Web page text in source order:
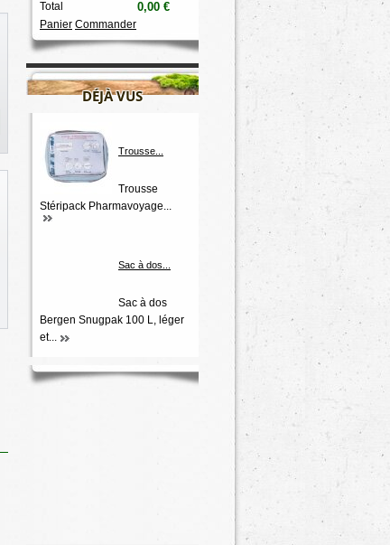
Total 0,00 €
Panier Commander
DÉJÀ VUS
Trousse...
Trousse
Stéripack Pharmavoyage...
Sac à dos...
Sac à dos
Bergen Snugpak 100 L, léger
et...